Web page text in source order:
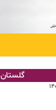
گلستان